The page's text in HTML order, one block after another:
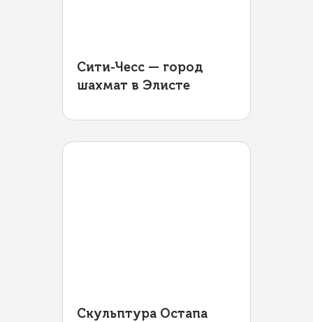
Сити-Чесс — город
шахмат в Элисте
Скульптура Остапа